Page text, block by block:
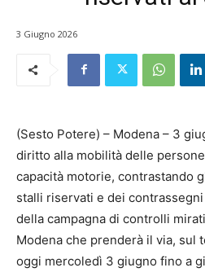
3 Giugno 2026
(Sesto Potere) – Modena – 3
diritto alla mobilità delle
capacità motorie, contrastando
stalli riservati e dei contrassegni
della campagna di controlli
Modena che prenderà il via, sul
oggi mercoledì 3 giugno fino a